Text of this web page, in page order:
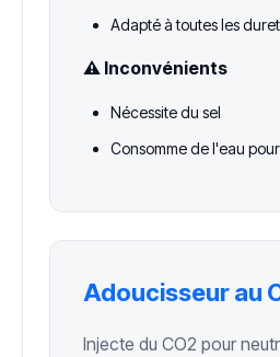
Adapté à toutes les
⚠️ Inconvénients
Nécessite du sel
Consomme de l'eau
Adoucisseur au
Injecte du CO2 pour